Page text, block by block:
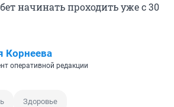
начинать проходить уже с 30
Корнеева
оперативной редакции
Здоровье